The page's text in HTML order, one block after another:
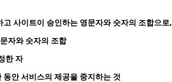
이트이 승인하는 영문자와 숫자의 조합으
자와 숫자의 조합
한 자
안 서비스의 제공을 중지하는 것